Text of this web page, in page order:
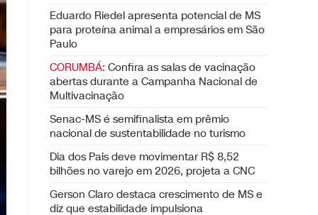
Eduardo Riedel apresenta potencial de MS
para proteína animal a empresários em São
Paulo
CORUMBÁ: Confira as salas de vacinação
abertas durante a Campanha Nacional de
Multivacinação
Senac-MS é semifinalista em prêmio
nacional de sustentabilidade no turismo
Dia dos Pais deve movimentar R$ 8,52
bilhões no varejo em 2026, projeta a CNC
Gerson Claro destaca crescimento de MS e
diz que estabilidade impulsiona